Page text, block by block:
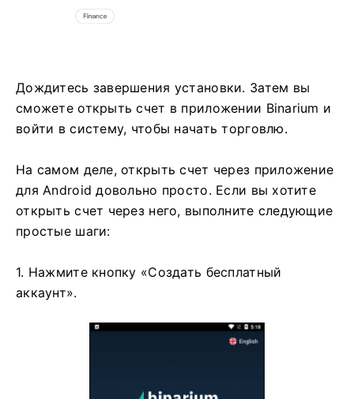
Дождитесь завершения установки. Затем вы
сможете открыть счет в приложении Binarium и
войти в систему, чтобы начать торговлю.
На самом деле, открыть счет через приложение
для Android довольно просто. Если вы хотите
открыть счет через него, выполните следующие
простые шаги:
1. Нажмите кнопку «Создать бесплатный
аккаунт».